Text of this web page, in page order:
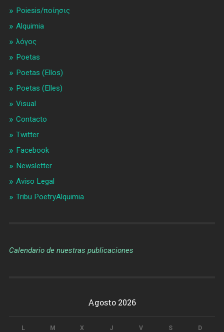
Poiesis/ποίησις
Alquimia
λóγος
Poetas
Poetas (Ellos)
Poetas (Elles)
Visual
Contacto
Twitter
Facebook
Newsletter
Aviso Legal
Tribu PoetryAlquimia
Calendario de nuestras publicaciones
Agosto 2026
L M X J V S D